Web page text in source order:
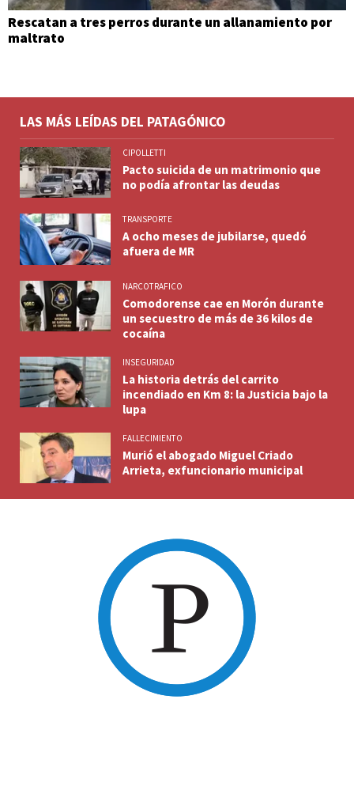
Rescatan a tres perros durante un allanamiento por
maltrato
LAS MÁS LEÍDAS DEL PATAGÓNICO
CIPOLLETTI
Pacto suicida de un matrimonio que
no podía afrontar las deudas
TRANSPORTE
A ocho meses de jubilarse, quedó
afuera de MR
NARCOTRAFICO
Comodorense cae en Morón durante
un secuestro de más de 36 kilos de
cocaína
INSEGURIDAD
La historia detrás del carrito
incendiado en Km 8: la Justicia bajo la
lupa
FALLECIMIENTO
Murió el abogado Miguel Criado
Arrieta, exfuncionario municipal